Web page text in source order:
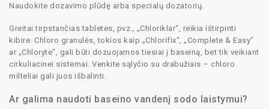
Naudokite dozavimo plūdę arba specialų dozatorių.
Greitai tirpstančias tabletes, pvz., „Chloriklar“, reikia ištirpinti
kibire. Chloro granulės, tokios kaip „Chlorifix“, „Complete & Easy“
ar „Chloryte“, gali būti dozuojamos tiesiai į baseiną, bet tik veikiant
cirkuliacinei sistemai. Venkite sąlyčio su drabužiais – chloro
milteliai gali juos išbalinti.
Ar galima naudoti baseino vandenį sodo laistymui?